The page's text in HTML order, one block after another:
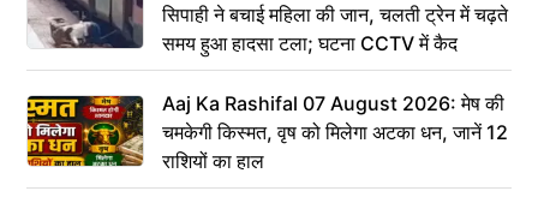
सिपाही ने बचाई महिला की जान, चलती ट्रेन में चढ़ते
समय हुआ हादसा टला; घटना CCTV में कैद
Aaj Ka Rashifal 07 August 2026: मेष की
चमकेगी किस्मत, वृष को मिलेगा अटका धन, जानें 12
राशियों का हाल